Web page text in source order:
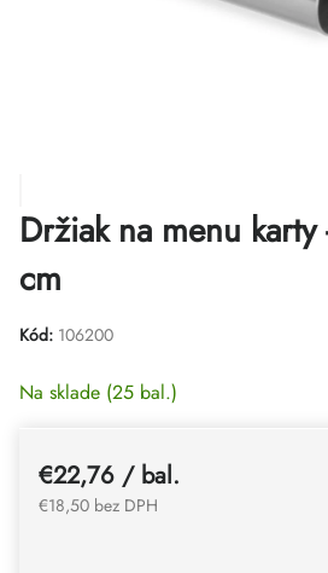
Držiak na menu karty
cm
Kód: 106200
Na sklade (25 bal.)
€22,76 / bal.
€18,50 bez DPH